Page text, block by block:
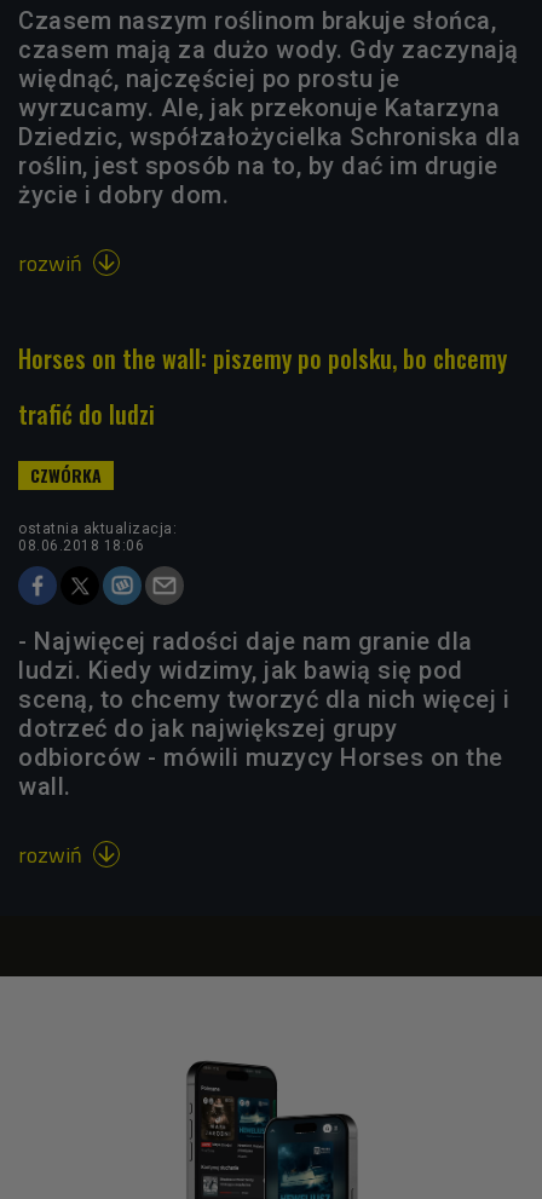
Czasem naszym roślinom brakuje słońca,
czasem mają za dużo wody. Gdy zaczynają
więdnąć, najczęściej po prostu je
wyrzucamy. Ale, jak przekonuje Katarzyna
Dziedzic, współzałożycielka Schroniska dla
roślin, jest sposób na to, by dać im drugie
życie i dobry dom.
rozwiń 
Horses on the wall: piszemy po polsku, bo chcemy
trafić do ludzi
ostatnia aktualizacja:
08.06.2018 18:06
- Najwięcej radości daje nam granie dla
ludzi. Kiedy widzimy, jak bawią się pod
sceną, to chcemy tworzyć dla nich więcej i
dotrzeć do jak największej grupy
odbiorców - mówili muzycy Horses on the
wall.
rozwiń 